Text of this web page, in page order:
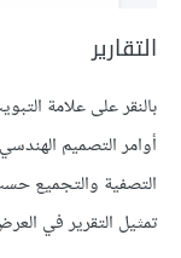
التقارير
بالنقر على علامة
أوامر التصميم
التصفية والتجميع
تمثيل التقرير في